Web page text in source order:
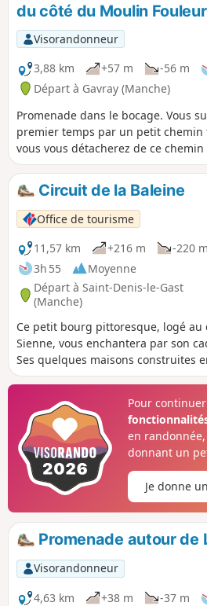
du côté du Moulin Fouleur
Visorandonneur
3,88 km
+57 m -56 m
Départ à Gavray (Manche)
Promenade dans le bocage. Vous
premier temps par un petit chemin
vous vous détacherez de ce
atteindre les hauteurs de la petite
rivière jusqu'à un petit chalet au
Circuit de la Baleine
Office de tourisme
11,57 km
+216 m
-220 m
3h 55
Moyenne
Départ à Saint-Denis-le-Gast
(Manche)
Ce petit bourg pittoresque, logé
Sienne, vous enchantera par son
Ses quelques maisons construites
entourent l'église. Vous
homogène est utilisé tant en
et plus simplement en bois de
Pour
en
donnant un
Je donne
Promenade autour de
Visorandonneur
4,63 km
+38 m -37 m